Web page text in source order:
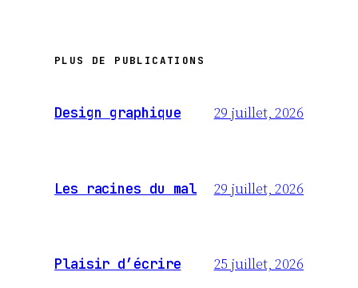
PLUS DE PUBLICATIONS
Design graphique 29 juillet, 2026
Les racines du mal 29 juillet, 2026
Plaisir d’écrire 25 juillet, 2026